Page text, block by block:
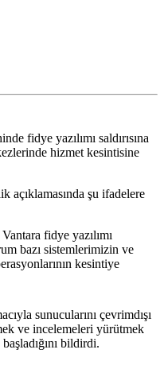
fidye yazılımı saldırısına
hizmet kesintisine
açıklamasında şu ifadelere
fidye yazılımı
bazı sistemlerimizin ve
kesintiye
sunucularını çevrimdışı
ve incelemeleri yürütmek
bildirdi.